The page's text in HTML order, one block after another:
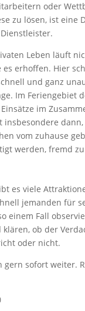
oder
zu lösen, ist eine
Leben läuft
es erhoffen. Hier
und ganz
Im Feriengebiet
im
insbesondere
vom zuhause
werden, fremd
es viele
jemanden für
einem Fall
ob der
oder nicht.
gern sofort weiter.